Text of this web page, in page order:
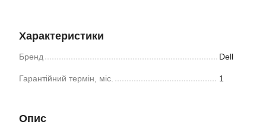
Характеристики
Бренд Dell
Гарантійний термін, міс. 1
Опис